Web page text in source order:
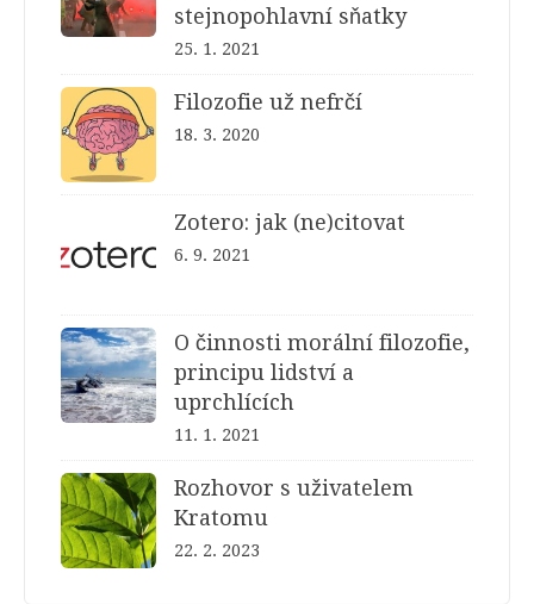
stejnopohlavní sňatky
25. 1. 2021
Filozofie už nefrčí
18. 3. 2020
Zotero: jak (ne)citovat
6. 9. 2021
O činnosti morální filozofie,
principu lidství a
uprchlících
11. 1. 2021
Rozhovor s uživatelem
Kratomu
22. 2. 2023